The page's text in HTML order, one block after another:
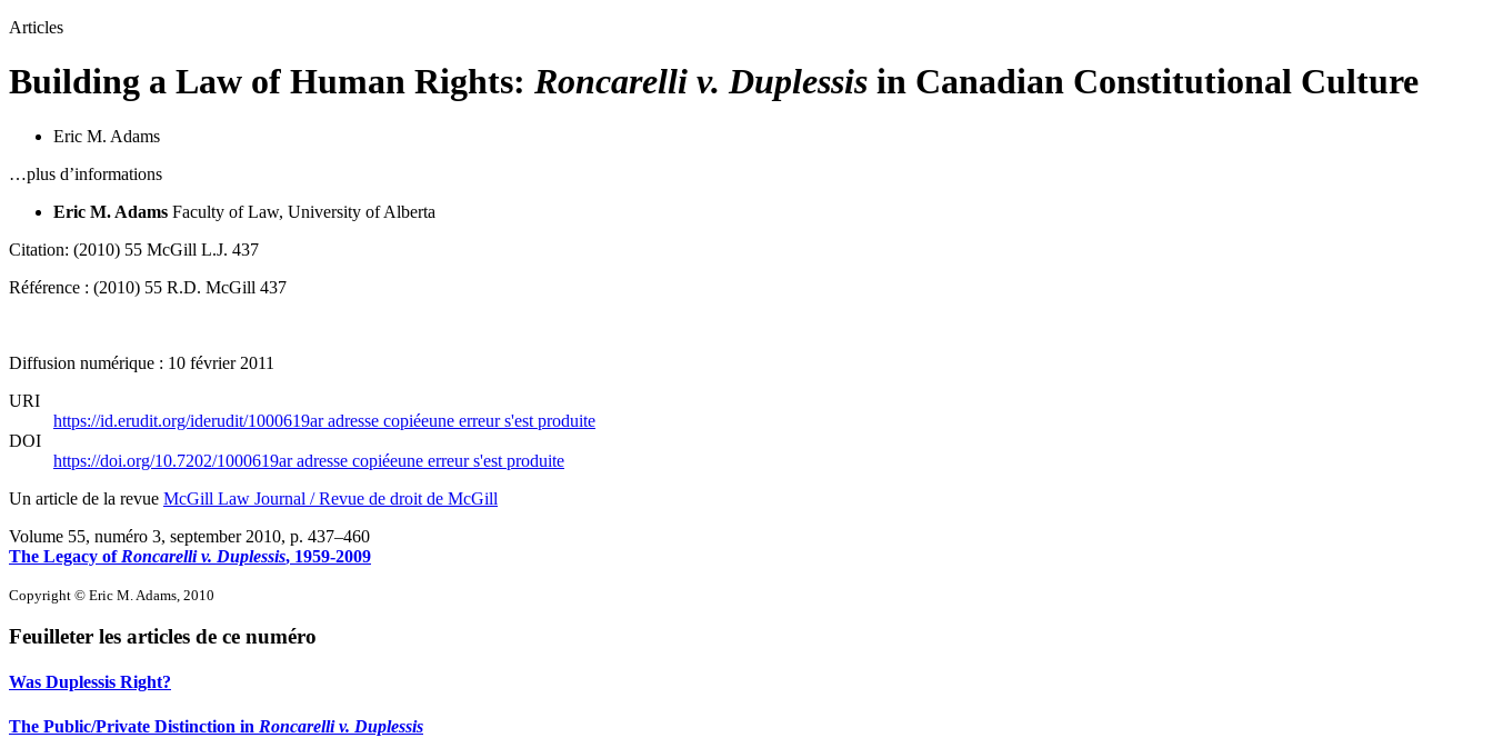
Articles
Building a Law of Human Rights: Roncarelli v. Duplessis in Canadian Constitutional Culture
Eric M. Adams
…plus d’informations
Eric M. Adams Faculty of Law, University of Alberta
Citation: (2010) 55 McGill L.J. 437
Référence : (2010) 55 R.D. McGill 437
Diffusion numérique : 10 février 2011
URI
https://id.erudit.org/iderudit/1000619aradresse copiéeune erreur s'est produite
DOI
https://doi.org/10.7202/1000619aradresse copiéeune erreur s'est produite
Un article de la revue McGill Law Journal / Revue de droit de McGill
Volume 55, numéro 3, september 2010, p. 437–460
The Legacy of Roncarelli v. Duplessis, 1959-2009
Copyright © Eric M. Adams, 2010
Feuilleter les articles de ce numéro
Was Duplessis Right?
The Public/Private Distinction in Roncarelli v. Duplessis